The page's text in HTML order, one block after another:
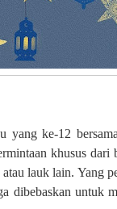
yang ke-12
khusus dari
lauk lain. Yang
dibebaskan untuk